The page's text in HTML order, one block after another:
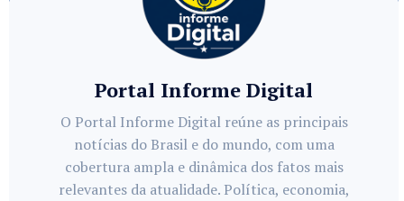
Portal Informe Digital
O Portal Informe Digital reúne as principais
notícias do Brasil e do mundo, com uma
cobertura ampla e dinâmica dos fatos mais
relevantes da atualidade. Política, economia,